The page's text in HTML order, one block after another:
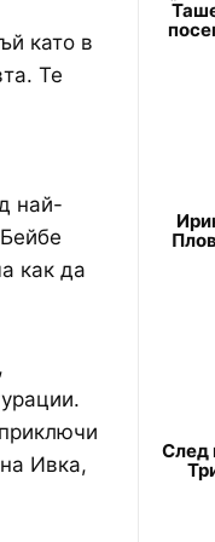
като в
Те
най-
как да
Ивка,
След